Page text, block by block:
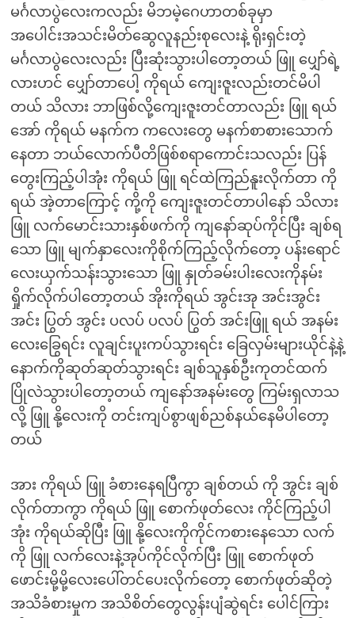
မင်္ဂလာပွဲလေးကလည်း မိဘမဲ့ဂေဟာတစ်ခုမှာ
အပေါင်းအသင်းမိတ်ဆွေလူနည်းစုလေးနဲ့ ရိုးရှင်းတဲ့
မင်္ဂလာပွဲလေးလည်း ပြီးဆုံးသွားပါတော့တယ် ဖြူ ပျှော်ရဲ့
လားဟင် ပျှော်တာပေါ့ ကိုရယ် ကျေးဇူးလည်းတင်မိပါ
တယ် သိလား ဘာဖြစ်လို့ကျေးဇူးတင်တာလည်း ဖြူ ရယ်
အော် ကိုရယ် မနက်က ကလေးတွေ မနက်စာစားသောက်
နေတာ ဘယ်လောက်ပီတိဖြစ်စရာကောင်းသလည်း ပြန်
တွေးကြည့်ပါအုံး ကိုရယ် ဖြူ ရင်ထဲကြည်နူးလိုက်တာ ကို
ရယ် အဲ့တာကြောင့် ကို့ကို ကျေးဇူးတင်တာပါနော် သိလား
ဖြူ လက်မောင်းသားနှစ်ဖက်ကို ကျနော်ဆုပ်ကိုင်ပြီး ချစ်ရ
သော ဖြူ မျက်နှာလေးကိုစိုက်ကြည့်လိုက်တော့ ပန်းရောင်
လေးယှက်သန်းသွားသော ဖြူ နှုတ်ခမ်းပါးလေးကိုနမ်း
ရှိုက်လိုက်ပါတော့တယ် အိုးကိုရယ် အွင်းအု အင်းအွင်း
အင်း ပြွတ် အွင်း ပလပ် ပလပ် ပြွတ် အင်းဖြူ ရယ် အနမ်း
လေးခြွေရင်း လူချင်းပူးကပ်သွားရင်း ခြေလှမ်းများယိုင်နဲ့နဲ့
နောက်ကိုဆုတ်ဆုတ်သွားရင်း ချစ်သူနှစ်ဦးကုတင်ထက်
ပြိုလဲသွားပါတော့တယ် ကျနော်အနမ်းတွေ ကြမ်းရှလာသ
လို့ ဖြူ နို့လေးကို တင်းကျပ်စွာဖျစ်ညစ်နယ်နေမိပါတော့
တယ်
အား ကိုရယ် ဖြူ ခံစားနေရပြီကွာ ချစ်တယ် ကို အွင်း ချစ်
လိုက်တာကွာ ကိုရယ် ဖြူ စောက်ဖုတ်လေး ကိုင်ကြည့်ပါ
အုံး ကိုရယ်ဆိုပြီး ဖြူ နို့လေးကိုကိုင်ကစားနေသော လက်
ကို ဖြူ လက်လေးနဲ့အုပ်ကိုင်လိုက်ပြီး ဖြူ စောက်ဖုတ်
ဖောင်းမို့မို့လေးပေါ်တင်ပေးလိုက်တော့ စောက်ဖုတ်ဆိုတဲ့
အသိခံစားမှုက အသိစိတ်တွေလွန်းပျံဆွဲရင်း ပေါင်ကြား